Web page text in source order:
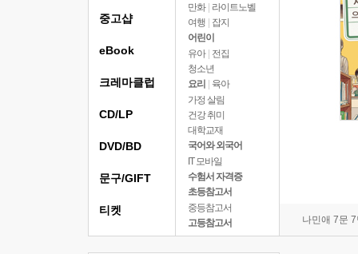
만화 | 라이트노벨
여행
잡지
어린이
유아 | 전집
청소년
요리
육아
가정 살림
건강 취미
대학교재
국어와 외국어
IT 모바일
수험서 자격증
초등참고서
중등참고서
고등참고서
나민애 7문
중고샵
eBook
크레마클럽
CD/LP
DVD/BD
문구/GIFT
티켓